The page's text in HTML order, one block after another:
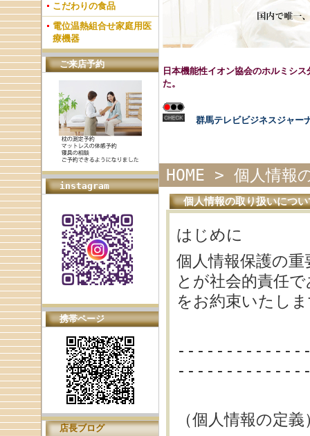
こだわりの食品
電位温熱組合せ家庭用医
療機器
ご来店予約
instagram
携帯ページ
店長ブログ
日本機能性イオン協会のホルミシ
た。
群馬テレビビジネスジャ
HOME > 個人情報
個人情報の取り扱いについ
はじめに
個人情報保護の
とが社会的責任
をお約束いたし
（個人情報の定義